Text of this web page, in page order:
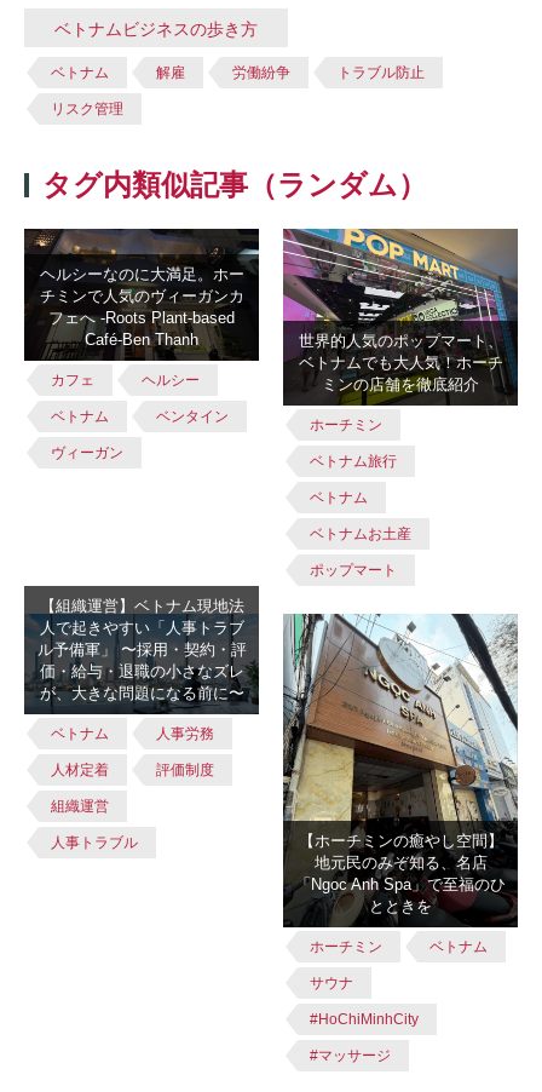
ベトナムビジネスの歩き方
ベトナム 解雇 労働紛争 トラブル防止
リスク管理
タグ内類似記事（ランダム）
ヘルシーなのに大満足。ホー
チミンで人気のヴィーガンカ
フェへ -Roots Plant-based
Café-Ben Thanh
カフェ ヘルシー
ベトナム ベンタイン
ヴィーガン
世界的人気のポップマート、
ベトナムでも大人気！ホーチ
ミンの店舗を徹底紹介
ホーチミン
ベトナム旅行
ベトナム
ベトナムお土産
ポップマート
【組織運営】ベトナム現地法
人で起きやすい「人事トラブ
ル予備軍」 〜採用・契約・評
価・給与・退職の小さなズレ
が、大きな問題になる前に〜
ベトナム 人事労務
人材定着 評価制度
組織運営
人事トラブル
【ホーチミンの癒やし空間】
地元民のみぞ知る、名店
「Ngoc Anh Spa」で至福のひ
とときを
ホーチミン ベトナム
サウナ
#HoChiMinhCity
#マッサージ